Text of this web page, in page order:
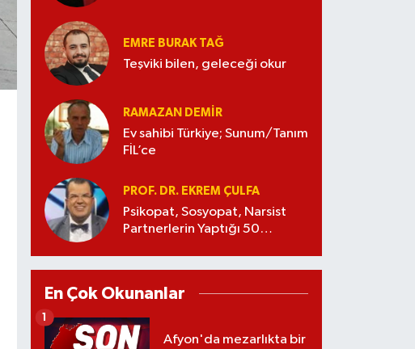
EMRE BURAK TAĞ
Teşviki bilen, geleceği okur
RAMAZAN DEMİR
Ev sahibi Türkiye; Sunum/Tanım
FİL’ce
PROF. DR. EKREM ÇULFA
Psikopat, Sosyopat, Narsist
Partnerlerin Yaptığı 50
En Çok Okunanlar
Afyon'da mezarlıkta bir
1